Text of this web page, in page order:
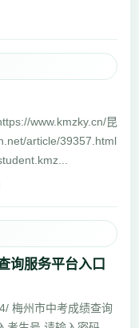
www.kmzky.cn/昆
article/39357.html
询服务平台入口
梅州市中考成绩查询